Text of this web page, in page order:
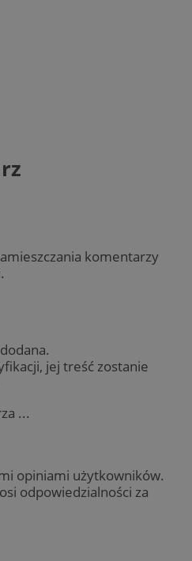
komentarzy
jej treść zostanie
...
opiniami użytkowników.
odpowiedzialności za